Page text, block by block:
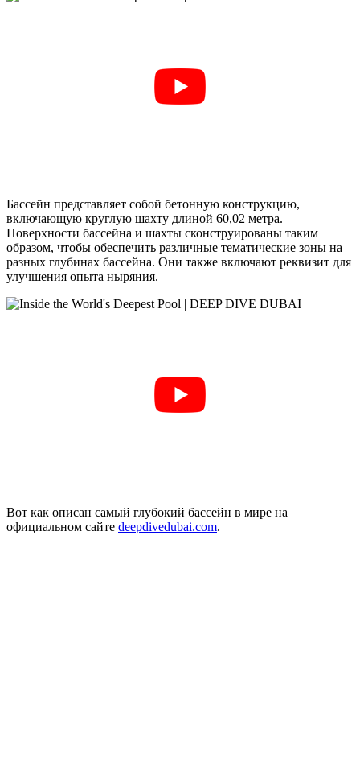
Бассейн представляет собой бетонную конструкцию,
включающую круглую шахту длиной 60,02 метра.
Поверхности бассейна и шахты сконструированы таким
образом, чтобы обеспечить различные тематические зоны на
разных глубинах бассейна. Они также включают реквизит для
улучшения опыта ныряния.
Вот как описан самый глубокий бассейн в мире на
официальном сайте deepdivedubai.com.